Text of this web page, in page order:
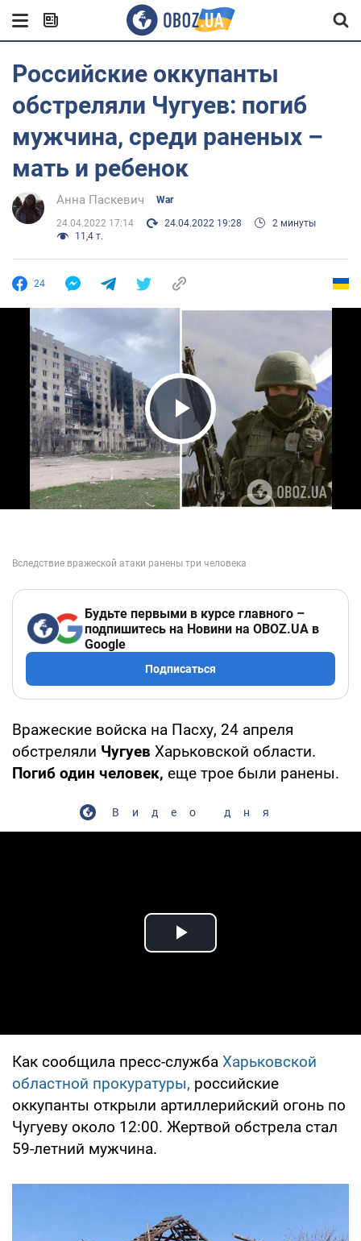
Российские оккупанты
обстреляли Чугуев: погиб
мужчина, среди раненых –
мать и ребенок
Анна Паскевич War
24.04.2022 17:14 24.04.2022 19:28
2 минуты
11,4 т.
24
Play Video
Будьте первыми в курсе главного –
подпишитесь на Новини на OBOZ.UA в
Google
Подписаться
Вражеские войска на Пасху, 24 апреля
обстреляли Чугуев Харьковской области.
Погиб один человек, еще трое были ранены.
Видео дня
Play Video
Как сообщила пресс-служба Харьковской
областной прокуратуры, российские
оккупанты открыли артиллерийский огонь по
Чугуеву около 12:00. Жертвой обстрела стал
59-летний мужчина.